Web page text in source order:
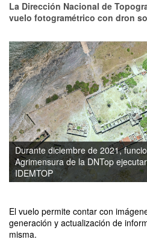
La Dirección Nacional de
vuelo fotogramétrico con dron
Durante diciembre de 2021,
Agrimensura de la DNTop
IDEMTOP
El vuelo permite contar con
generación y actualización de
misma.